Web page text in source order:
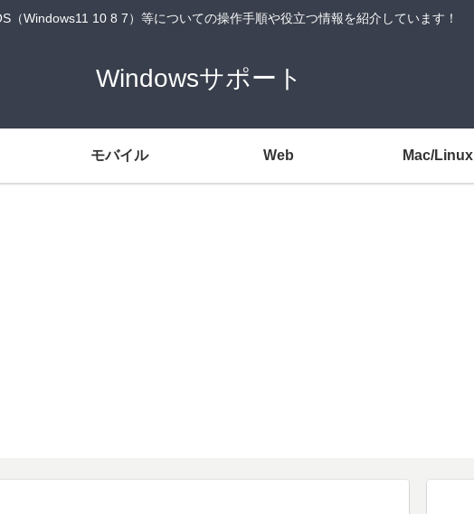
（Windows11 10 8 7）等についての操作手順や役立つ情報を紹介しています！
Windowsサポート
モバイル Web Mac/Linux